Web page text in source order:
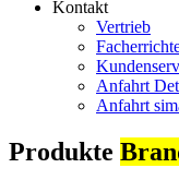
Kontakt
Vertrieb
Anfahrt
Anfahrt
Produkte